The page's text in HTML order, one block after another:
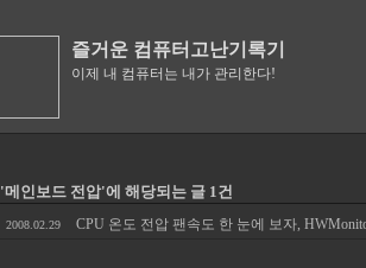
즐거운 컴퓨터고난기록기
이제 내 컴퓨터는 내가 관리한다!
'메인보드 전압'에 해당되는 글 1건
2008.02.29 CPU 온도 전압 팬속도 한 눈에 보자,